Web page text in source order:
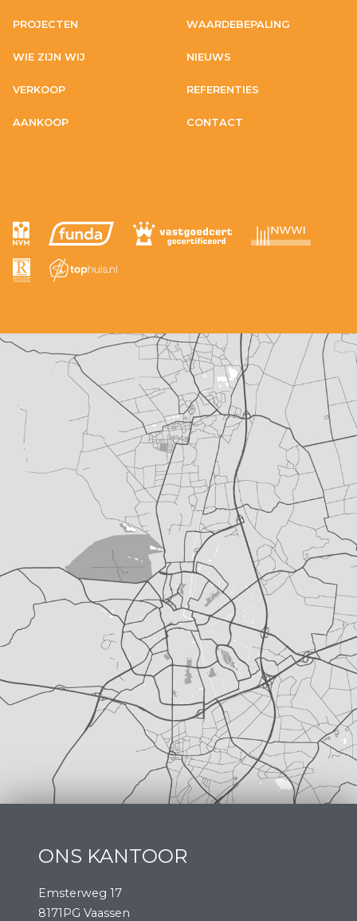
PROJECTEN
WIE ZIJN WIJ
VERKOOP
AANKOOP
WAARDEBEPALING
NIEUWS
REFERENTIES
CONTACT
ONS KANTOOR
Emsterweg 17
8171PG Vaassen